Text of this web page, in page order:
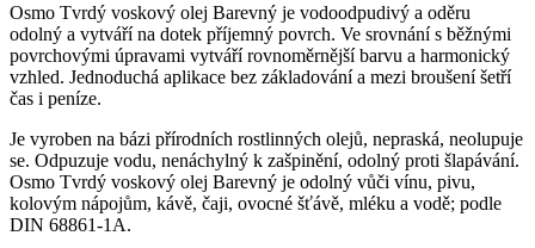
Osmo Tvrdý voskový olej Barevný je vodoodpudivý a oděru
odolný a vytváří na dotek příjemný povrch. Ve srovnání s běžnými
povrchovými úpravami vytváří rovnoměrnější barvu a harmonický
vzhled. Jednoduchá aplikace bez základování a mezi broušení šetří
čas i peníze.
Je vyroben na bázi přírodních rostlinných olejů, nepraská, neolupuje
se. Odpuzuje vodu, nenáchylný k zašpinění, odolný proti šlapávání.
Osmo Tvrdý voskový olej Barevný je odolný vůči vínu, pivu,
kolovým nápojům, kávě, čaji, ovocné šťávě, mléku a vodě; podle
DIN 68861-1A.